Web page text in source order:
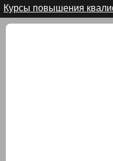
Курсы повышения